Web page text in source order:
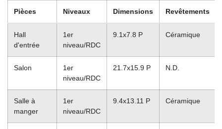
Pièces Niveaux Dimensions Revêtements
Hall
d'entrée
1er
niveau/RDC
9.1x7.8 P Céramique
Salon
1er
niveau/RDC
21.7x15.9 P N.D.
Salle à
manger
1er
niveau/RDC
9.4x13.11 P Céramique